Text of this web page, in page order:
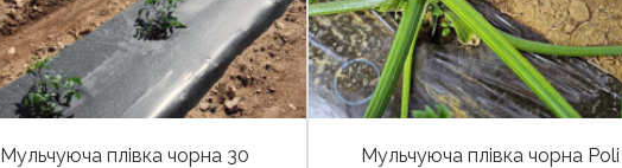
Мульчуюча плівка чорна 30
Мульчуюча плівка чорна Poli